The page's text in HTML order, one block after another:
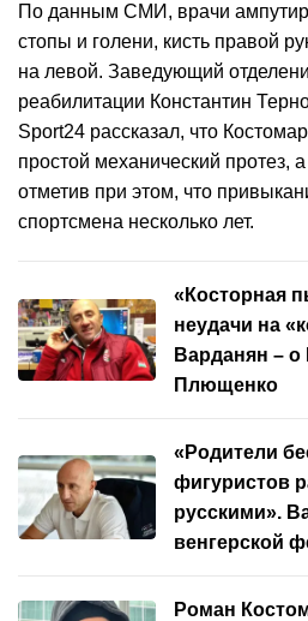
По данным СМИ, врачи
стопы и голени, кисть правой
на левой. Заведующий
реабилитации Константин
Sport24 рассказал, что
простой механический протез,
отметив при этом, что
спортсмена несколько лет.
«Косторная
неудачи на
Варданян –
Плющенко
«Родители
фигуристов
русскими».
венгерской
Роман